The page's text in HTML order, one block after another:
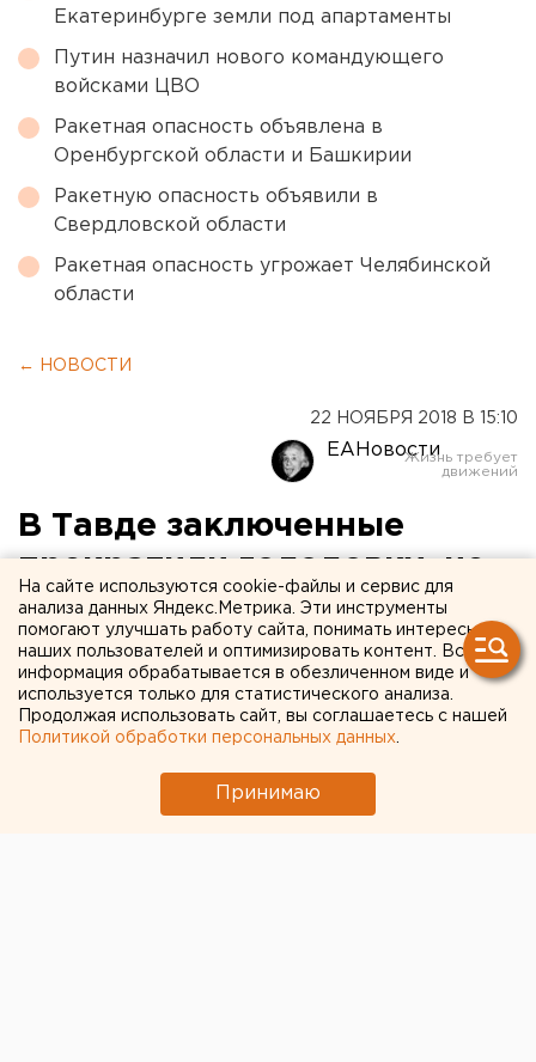
Екатеринбурге земли под апартаменты
Путин назначил нового командующего
войсками ЦВО
Ракетная опасность объявлена в
Оренбургской области и Башкирии
Ракетную опасность объявили в
Свердловской области
Ракетная опасность угрожает Челябинской
области
← НОВОСТИ
22 НОЯБРЯ 2018 В 15:10
ЕАНовости
В Тавде заключенные
прекратили голодовку, не
дождавшись тусовок и
сигарет
На сайте используются cookie-файлы и сервис для
анализа данных Яндекс.Метрика. Эти инструменты
помогают улучшать работу сайта, понимать интересы
наших пользователей и оптимизировать контент. Вся
информация обрабатывается в обезличенном виде и
используется только для статистического анализа.
Продолжая использовать сайт, вы соглашаетесь с нашей
Политикой обработки персональных данных
Принимаю